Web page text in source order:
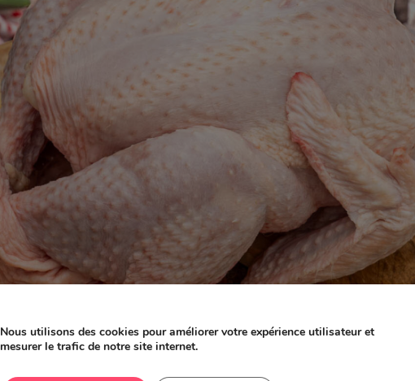
Fin des réservations pour Noël
Nous utilisons des cookies pour améliorer votre expérience utilisateur et
mesurer le trafic de notre site internet.